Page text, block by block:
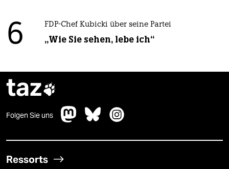
6 FDP-Chef Kubicki über seine Partei
„Wie Sie sehen, lebe ich“
taz
Folgen Sie uns
Ressorts